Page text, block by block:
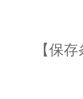
【保存条